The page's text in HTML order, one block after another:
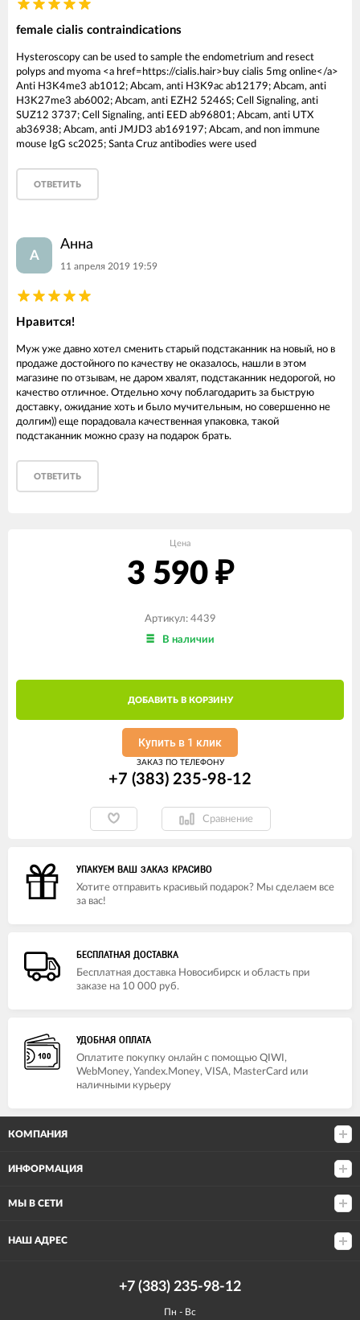
female cialis contraindications
Hysteroscopy can be used to sample the endometrium and resect
polyps and myoma <a href=https://cialis.hair>buy cialis 5mg online</a>
Anti H3K4me3 ab1012; Abcam, anti H3K9ac ab12179; Abcam, anti
H3K27me3 ab6002; Abcam, anti EZH2 5246S; Cell Signaling, anti
SUZ12 3737; Cell Signaling, anti EED ab96801; Abcam, anti UTX
ab36938; Abcam, anti JMJD3 ab169197; Abcam, and non immune
mouse IgG sc2025; Santa Cruz antibodies were used
ОТВЕТИТЬ
А
Анна
11 апреля 2019 19:59
Нравится!
Муж уже давно хотел сменить старый подстаканник на новый, но в
продаже достойного по качеству не оказалось, нашли в этом
магазине по отзывам, не даром хвалят, подстаканник недорогой, но
качество отличное. Отдельно хочу поблагодарить за быструю
доставку, ожидание хоть и было мучительным, но совершенно не
долгим)) еще порадовала качественная упаковка, такой
подстаканник можно сразу на подарок брать.
ОТВЕТИТЬ
Цена
3 590 ₽
Артикул: 4439
В наличии
ДОБАВИТЬ В КОРЗИНУ
Купить в 1 клик
ЗАКАЗ ПО ТЕЛЕФОНУ
+7 (383) 235-98-12
Сравнение
УПАКУЕМ ВАШ ЗАКАЗ КРАСИВО
Хотите отправить красивый подарок? Мы сделаем все
за вас!
БЕСПЛАТНАЯ ДОСТАВКА
Бесплатная доставка Новосибирск и область при
заказе на 10 000 руб.
УДОБНАЯ ОПЛАТА
Оплатите покупку онлайн с помощью QIWI,
WebMoney, Yandex.Money, VISA, MasterCard или
наличными курьеру
КОМПАНИЯ
ИНФОРМАЦИЯ
МЫ В СЕТИ
НАШ АДРЕС
+7 (383) 235-98-12
Пн - Вс